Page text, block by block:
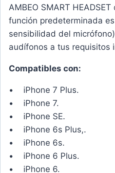
AMBEO SMART
función predeterminada
sensibilidad del
audífonos a tus requisitos
Compatibles con:
• iPhone 7 Plus.
• iPhone 7.
• iPhone SE.
• iPhone 6s Plus,.
• iPhone 6s.
• iPhone 6 Plus.
• iPhone 6.